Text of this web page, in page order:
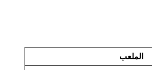
الملعب